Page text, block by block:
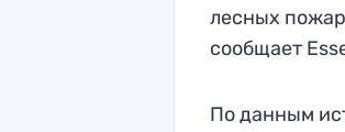
лесных
сообщает
По данным